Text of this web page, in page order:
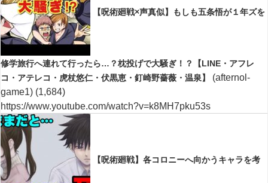
【呪術廻戦×声真似】もしも五条悟が１年ズを
修学旅行へ連れて行ったら…？枕投げで大騒ぎ！？【LINE・アフレ
コ・アテレコ・虎杖悠仁・伏黒恵・釘崎野薔薇・温泉】
(afternol-
game1) (1,684)
https://www.youtube.com/watch?v=k8MH7pku53s
【呪術廻戦】各コロニーへ向かうキャラを考